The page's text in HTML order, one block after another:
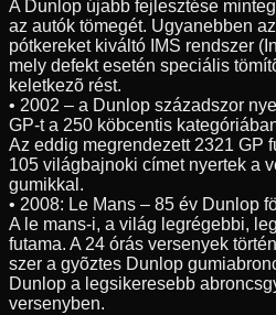
A Dunlop újabb fejlesztése
az autók tömegét. Ugyanebben
pótkereket kiváltó IMS rendszer
mely defekt esetén speciális
keletkezõ rést.
• 2002 – a Dunlop századszor
GP-t a 250 köbcentis
Az eddig megrendezett 2321 GP
105 világbajnoki címet nyertek a
gumikkal.
• 2008: Le Mans – 85 év Dunlop
A le mans-i, a világ legrégebbi,
futama. A 24 órás versenyek
szer a gyõztes Dunlop
Dunlop a legsikeresebb
versenyben.